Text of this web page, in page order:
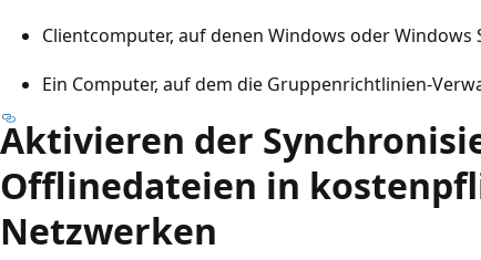
Clientcomputer, auf denen Windows oder
Ein Computer, auf dem die Gruppenrichtlinien-
Aktivieren der
Offlinedateien in
Netzwerken